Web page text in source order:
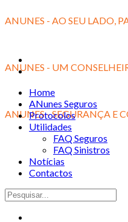
ANUNES - AO SEU LADO,
ANUNES - UM
ANUNES - SEGURANÇA E
Home
ANunes Seguros
Protocolos
Utilidades
FAQ Seguros
FAQ Sinistros
Notícias
Contactos